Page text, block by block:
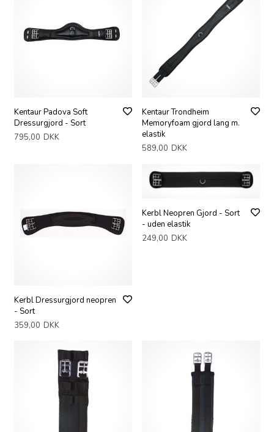
Kentaur Padova Soft
Dressurgjord - Sort
795,00 DKK
Kentaur Trondheim
Memoryfoam gjord lang m.
elastik
589,00 DKK
Kerbl Dressurgjord neopren
- Sort
359,00 DKK
Kerbl Neopren Gjord - Sort
- uden elastik
249,00 DKK